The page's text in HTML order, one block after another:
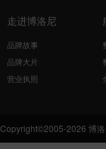
走进博洛尼
品牌故事
品牌大片
营业执照
Copyright©2005-2026 博